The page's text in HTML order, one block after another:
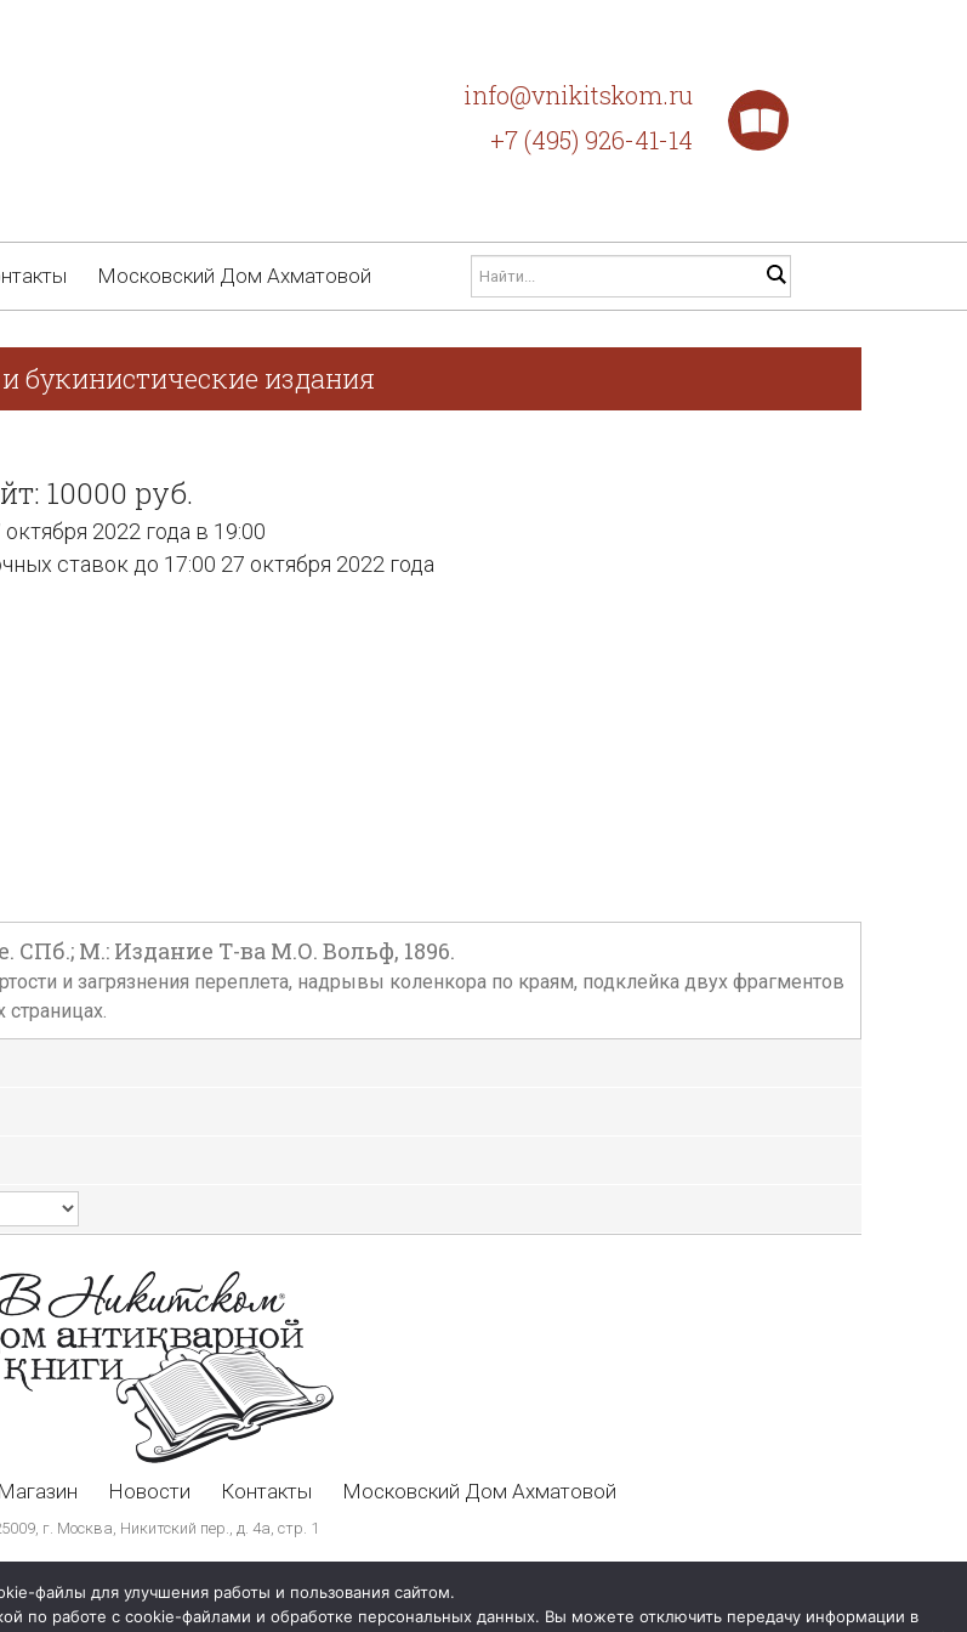
info@vnikitskom.ru
+7 (495) 926-41-14
Московский Дом Ахматовой
букинистические издания
10000 руб.
2022 года в 19:00
ставок до 17:00 27 октября 2022 года
СПб.; М.: Издание Т-ва М.О. Вольф, 1896.
и загрязнения переплета, надрывы коленкора по краям, подклейка двух фрагментов
Магазин Новости Контакты Московский Дом Ахматовой
г. Москва, Никитский пер., д. 4а, стр. 1
файлы для улучшения работы и пользования сайтом.
по работе с cookie-файлами и обработке персональных данных. Вы можете отключить передачу информации в